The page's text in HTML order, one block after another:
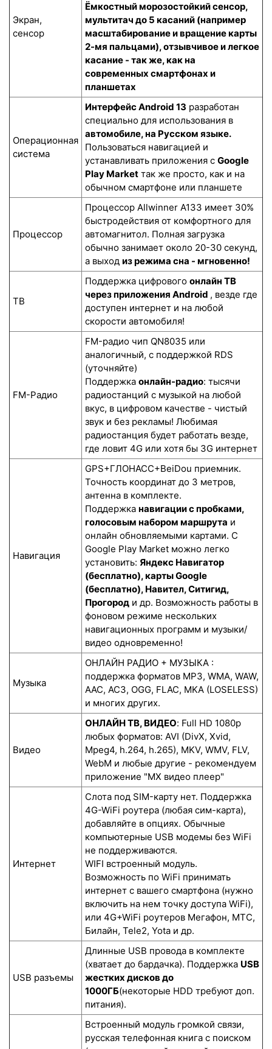
Экран,
сенсор
Ёмкостный морозостойкий сенсор,
мультитач до 5 касаний (например
масштабирование и вращение карты
2-мя пальцами), отзывчивое и легкое
касание - так же, как на
современных смартфонах и
планшетах
Операционная
система
Интерфейс Android 13 разработан
специально для использования в
автомобиле, на Русском языке.
Пользоваться навигацией и
устанавливать приложения с Google
Play Market так же просто, как и на
обычном смартфоне или планшете
Процессор
Процессор Allwinner A133 имеет 30%
быстродействия от комфортного для
автомагнитол. Полная загрузка
обычно занимает около 20-30 секунд,
а выход из режима сна - мгновенно!
ТВ
Поддержка цифрового онлайн ТВ
через приложения Android , везде где
доступен интернет и на любой
скорости автомобиля!
FM-Радио
FM-радио чип QN8035 или
аналогичный, с поддержкой RDS
(уточняйте)
Поддержка онлайн-радио: тысячи
радиостанций с музыкой на любой
вкус, в цифровом качестве - чистый
звук и без рекламы! Любимая
радиостанция будет работать везде,
где ловит 4G или хотя бы 3G интернет
Навигация
GPS+ГЛОНАСС+BeiDou приемник.
Точность координат до 3 метров,
антенна в комплекте.
Поддержка навигации с пробками,
голосовым набором маршрута и
онлайн обновляемыми картами. С
Google Play Market можно легко
установить: Яндекс Навигатор
(бесплатно), карты Google
(бесплатно), Навител, Ситигид,
Прогород и др. Возможность работы в
фоновом режиме нескольких
навигационных программ и музыки/
видео одновременно!
Музыка
ОНЛАЙН РАДИО + МУЗЫКА :
поддержка форматов MP3, WMA, WAW,
AAC, AC3, OGG, FLAC, MKA (LOSELESS)
и многих других.
Видео
ОНЛАЙН ТВ, ВИДЕО: Full HD 1080p
любых форматов: AVI (DivX, Xvid,
Mpeg4, h.264, h.265), MKV, WMV, FLV,
WebM и любые другие - рекомендуем
приложение "MX видео плеер"
Интернет
Слота под SIM-карту нет. Поддержка
4G-WiFi роутера (любая сим-карта),
добавляйте в опциях. Обычные
компьютерные USB модемы без WiFi
не поддерживаются.
WIFI встроенный модуль.
Возможность по WiFi принимать
интернет с вашего смартфона (нужно
включить на нем точку доступа WiFi),
или 4G+WiFi роутеров Мегафон, МТС,
Билайн, Tele2, Yota и др.
USB разъемы
Длинные USB провода в комплекте
(хватает до бардачка). Поддержка USB
жестких дисков до
1000ГБ(некоторые HDD требуют доп.
питания).
Встроенный модуль громкой связи,
русская телефонная книга с поиском